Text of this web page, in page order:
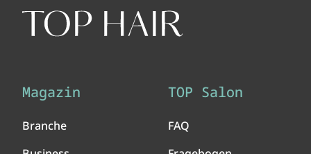
Magazin
Branche
TOP Salon
FAQ